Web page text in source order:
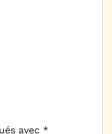
avec *